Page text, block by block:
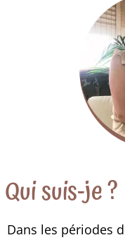
Qui suis-je ?
Dans les périodes